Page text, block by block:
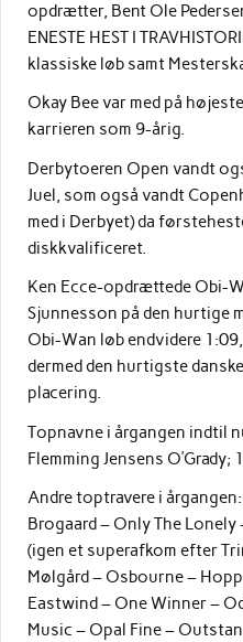
opdrætter, Bent Ole
ENESTE HEST I
klassiske løb samt
Okay Bee var med på
karrieren som 9-årig.
Derbytoeren Open vandt
Juel, som også vandt
med i Derbyet) da
diskkvalificeret.
Ken Ecce-opdrættede Obi-
Sjunnesson på den hurtige
Obi-Wan løb endvidere
dermed den hurtigste
placering.
Topnavne i årgangen indtil
Flemming Jensens
Andre toptravere i
Brogaard – Only The
(igen et superafkom efter
Mølgård – Osbourne –
Eastwind – One Winner –
Music – Opal Fine –